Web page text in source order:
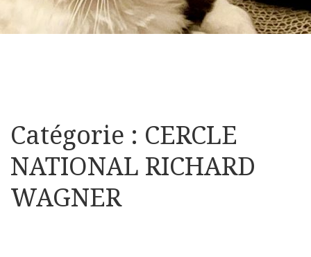
Catégorie : CERCLE
NATIONAL RICHARD
WAGNER